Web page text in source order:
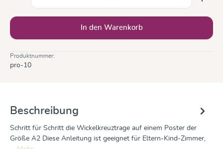
In den Warenkorb
Produktnummer:
pro-10
Beschreibung
Schritt für Schritt die Wickelkreuztrage auf einem Poster der
Größe A2 Diese Anleitung ist geeignet für Eltern-Kind-Zimmer,